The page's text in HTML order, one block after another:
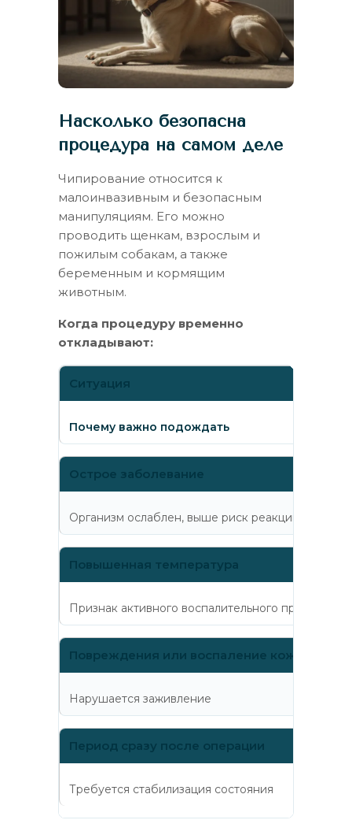
Насколько безопасна
процедура на самом деле
Чипирование относится к
малоинвазивным и безопасным
манипуляциям. Его можно
проводить щенкам, взрослым и
пожилым собакам, а также
беременным и кормящим
животным.
Когда процедуру временно
откладывают:
Ситуация
Почему важно подождать
Острое заболевание
Организм ослаблен, выше риск реакции
Повышенная температура
Признак активного воспалительного процесса
Повреждения или воспаление кожи в зоне
Нарушается заживление
Период сразу после операции
Требуется стабилизация состояния